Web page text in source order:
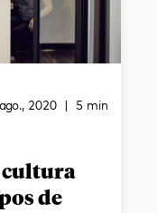
2020 | 5 min
cultura
de